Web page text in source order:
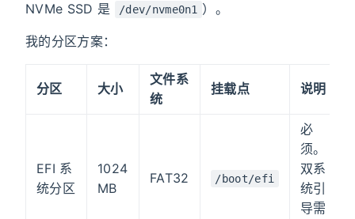
NVMe SSD 是
/dev/nvme0n1 ）。
我的分区方案：
分区 大小
文件系
统
挂载点 说明
EFI 系
统分区
1024
MB
FAT32 /boot/efi
必
须。
双系
统引
导需